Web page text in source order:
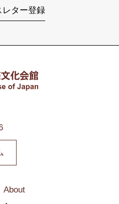
レター登録
About